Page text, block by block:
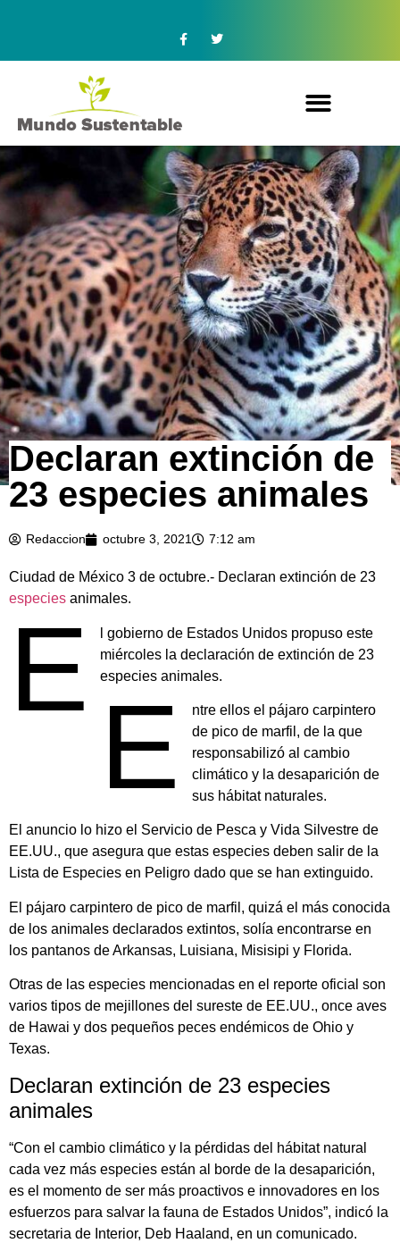
Declaran extinción de
23 especies animales
Redaccion octubre 3, 2021 7:12 am
Ciudad de México 3 de octubre.- Declaran extinción de 23
especies animales.
E
l gobierno de Estados Unidos propuso este
miércoles la declaración de extinción de 23
especies animales.
E
ntre ellos el pájaro carpintero
de pico de marfil, de la que
responsabilizó al cambio
climático y la desaparición de
sus hábitat naturales.
El anuncio lo hizo el Servicio de Pesca y Vida Silvestre de
EE.UU., que asegura que estas especies deben salir de la
Lista de Especies en Peligro dado que se han extinguido.
El pájaro carpintero de pico de marfil, quizá el más conocida
de los animales declarados extintos, solía encontrarse en
los pantanos de Arkansas, Luisiana, Misisipi y Florida.
Otras de las especies mencionadas en el reporte oficial son
varios tipos de mejillones del sureste de EE.UU., once aves
de Hawai y dos pequeños peces endémicos de Ohio y
Texas.
Declaran extinción de 23 especies
animales
“Con el cambio climático y la pérdidas del hábitat natural
cada vez más especies están al borde de la desaparición,
es el momento de ser más proactivos e innovadores en los
esfuerzos para salvar la fauna de Estados Unidos”, indicó la
secretaria de Interior, Deb Haaland, en un comunicado.